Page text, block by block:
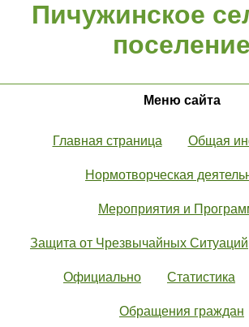
Пичужинское
поселение
Меню сайта
Главная страница Общая
Нормотворческая
Мероприятия и
Защита от Чрезвычайных Ситуаций
Официально Статистика
Обращения граждан